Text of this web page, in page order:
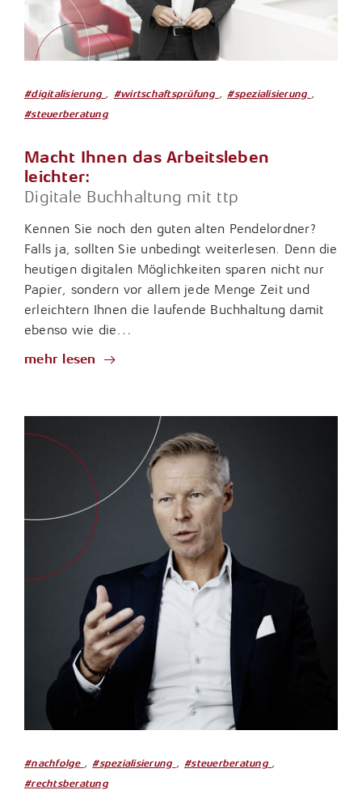
#digitalisierung , #wirtschaftsprüfung , #spezialisierung ,
#steuerberatung
Macht Ihnen das Arbeitsleben
leichter:
Digitale Buchhaltung mit ttp
Kennen Sie noch den guten alten Pendelordner?
Falls ja, sollten Sie unbedingt weiterlesen. Denn die
heutigen digitalen Möglichkeiten sparen nicht nur
Papier, sondern vor allem jede Menge Zeit und
erleichtern Ihnen die laufende Buchhaltung damit
ebenso wie die…
mehr lesen
#nachfolge , #spezialisierung , #steuerberatung ,
#rechtsberatung